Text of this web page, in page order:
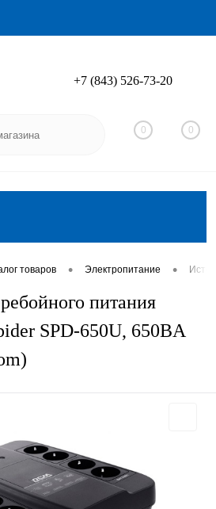
Вход
+7 (843) 526-73-20
0 0
товаров • Электропитание •
питания
SPD-650U, 650ВA